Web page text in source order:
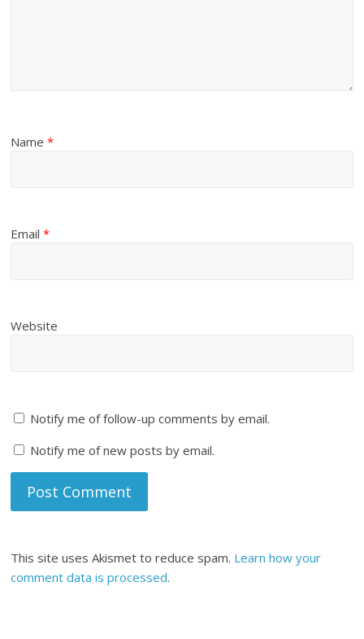
Name*
Email*
Website
Notify me of follow-up comments by email.
Notify me of new posts by email.
This site uses Akismet to reduce spam. Learn how your
comment data is processed.